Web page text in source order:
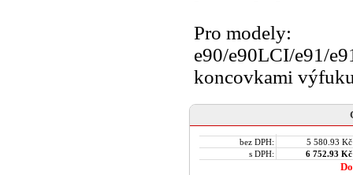
Pro modely:
e90/e90LCI/e91/
koncovkami
bez DPH:
5 580.93 Kč
s DPH:
6 752.93 Kč